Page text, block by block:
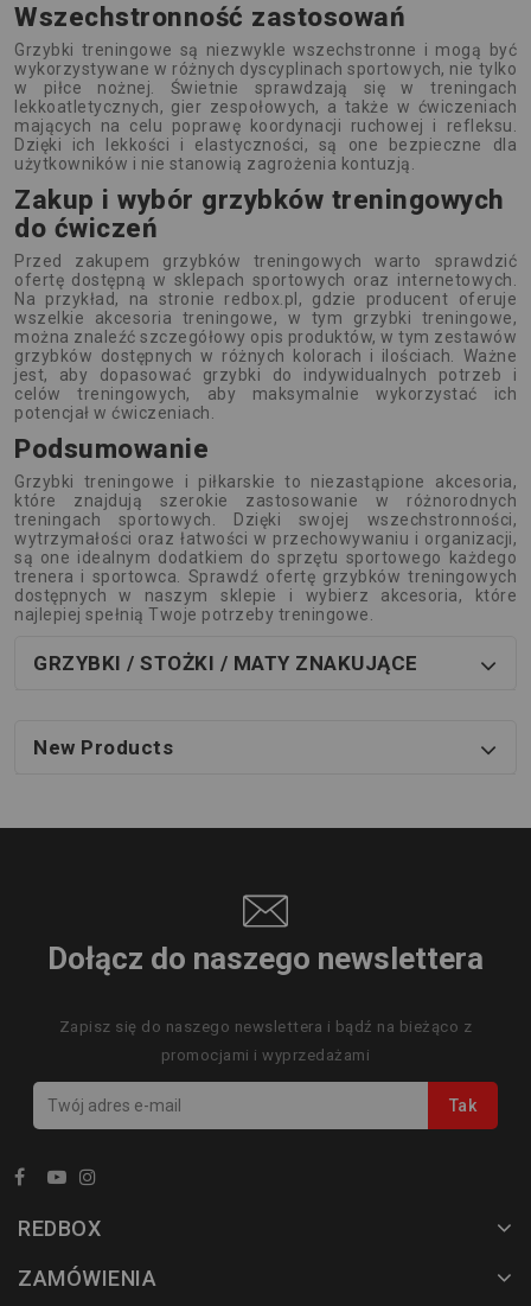
Wszechstronność zastosowań
Grzybki treningowe są niezwykle wszechstronne i mogą być
wykorzystywane w różnych dyscyplinach sportowych, nie tylko
w piłce nożnej. Świetnie sprawdzają się w treningach
lekkoatletycznych, gier zespołowych, a także w ćwiczeniach
mających na celu poprawę koordynacji ruchowej i refleksu.
Dzięki ich lekkości i elastyczności, są one bezpieczne dla
użytkowników i nie stanowią zagrożenia kontuzją.
Zakup i wybór grzybków treningowych
do ćwiczeń
Przed zakupem grzybków treningowych warto sprawdzić
ofertę dostępną w sklepach sportowych oraz internetowych.
Na przykład, na stronie redbox.pl, gdzie producent oferuje
wszelkie akcesoria treningowe, w tym grzybki treningowe,
można znaleźć szczegółowy opis produktów, w tym zestawów
grzybków dostępnych w różnych kolorach i ilościach. Ważne
jest, aby dopasować grzybki do indywidualnych potrzeb i
celów treningowych, aby maksymalnie wykorzystać ich
potencjał w ćwiczeniach.
Podsumowanie
Grzybki treningowe i piłkarskie to niezastąpione akcesoria,
które znajdują szerokie zastosowanie w różnorodnych
treningach sportowych. Dzięki swojej wszechstronności,
wytrzymałości oraz łatwości w przechowywaniu i organizacji,
są one idealnym dodatkiem do sprzętu sportowego każdego
trenera i sportowca. Sprawdź ofertę grzybków treningowych
dostępnych w naszym sklepie i wybierz akcesoria, które
najlepiej spełnią Twoje potrzeby treningowe.
GRZYBKI / STOŻKI / MATY ZNAKUJĄCE
New Products
Dołącz do naszego newslettera
Zapisz się do naszego newslettera i bądź na bieżąco z
promocjami i wyprzedażami
REDBOX
ZAMÓWIENIA